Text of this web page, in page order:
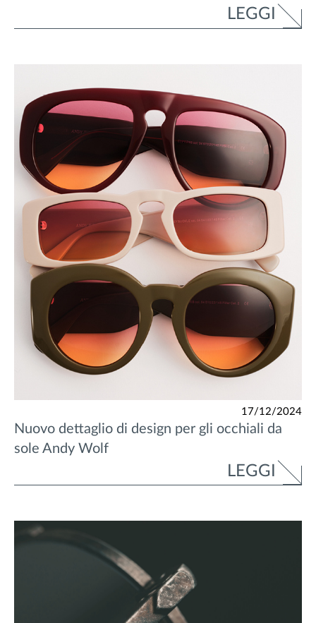
LEGGI
17/12/2024
Nuovo dettaglio di design per gli occhiali da
sole Andy Wolf
LEGGI